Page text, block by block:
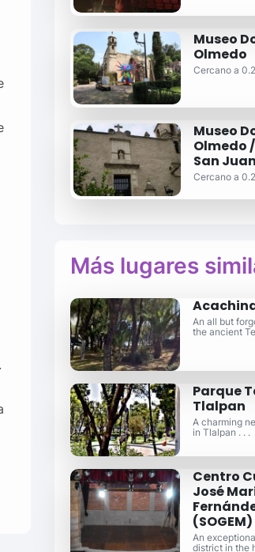
Museo
Olmedo
Cercano a
Museo
Olmedo
San
Cercano a
Más lugares
An all but
the ancient
Parque
Tlalpan
A charming
in Tlalpan . . .
Centro
José
(SOGEM)
An
district in the